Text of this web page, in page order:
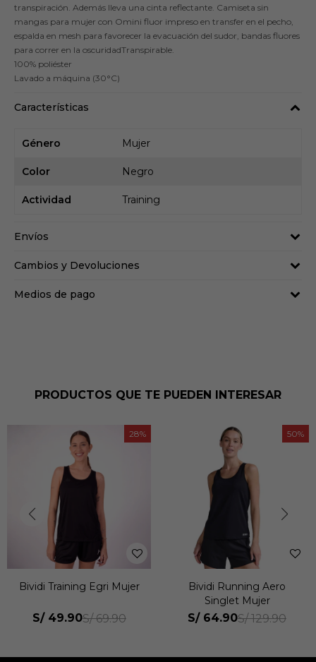
Envíos
Cambios y Devoluciones
Medios de pago
transpiración. Además lleva una cinta reflectante. Camiseta sin
mangas para mujer con Omini fluor impreso en transfer en el pecho,
espalda en mesh para favorecer la evacuación del sudor, bandas fluores
para correr en la oscuridadTranspirable.
100% poliéster
Lavado a máquina (30°C)
Características
Género Mujer
Color Negro
Actividad Training
PRODUCTOS QUE TE PUEDEN INTERESAR
28
Bividi Training Egri Mujer
S/ 49.90S/ 69.90
50
Bividi Running Aero
Singlet Mujer
S/ 64.90S/ 129.90